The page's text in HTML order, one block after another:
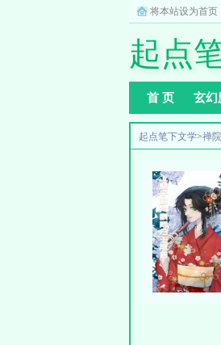
将本站设为首页
起点
首 页 玄幻
起点笔下文学>禅